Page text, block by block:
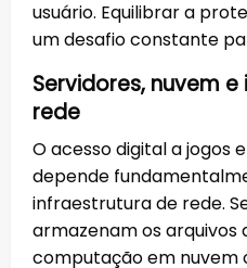
usuário. Equilibrar a
um desafio constante
Servidores, nuvem
rede
O acesso digital a jogos
depende
infraestrutura de rede.
armazenam os arquivos
computação em nuvem